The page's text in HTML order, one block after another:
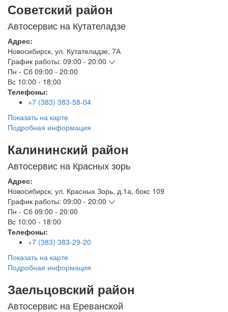
Советский район
Автосервис на Кутателадзе
Адрес:
Новосибирск, ул. Кутателадзе, 7А
График работы: 09:00 - 20:00
Пн - Сб 09:00 - 20:00
Вс 10:00 - 18:00
Телефоны:
+7 (383) 383-58-04
Показать на карте
Подробная информация
Калининский район
Автосервис на Красных зорь
Адрес:
Новосибирск, ул. Красных Зорь, д.1а, бокс 109
График работы: 09:00 - 20:00
Пн - Сб 09:00 - 20:00
Вс 10:00 - 18:00
Телефоны:
+7 (383) 383-29-20
Показать на карте
Подробная информация
Заельцовский район
Автосервис на Ереванской